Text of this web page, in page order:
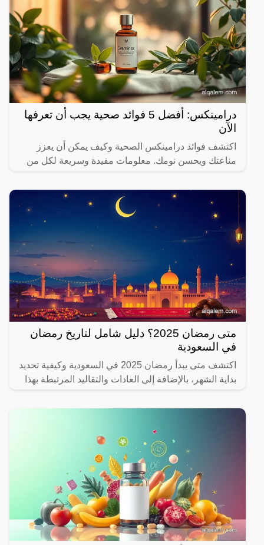
درامينكس: أفضل 5 فوائد صحية يجب أن تعرفها
الآن
اكتشف فوائد درامينكس الصحية وكيف يمكن أن يعزز
مناعتك ويحسن نومك. معلومات مفيدة وسريعة لكل من
متى رمضان 2025؟ دليل شامل لتاريخ رمضان
في السعودية
اكتشف متى يبدأ رمضان 2025 في السعودية وكيفية تحديد
بداية الشهر، بالإضافة إلى العادات والتقاليد المرتبطة بهذا